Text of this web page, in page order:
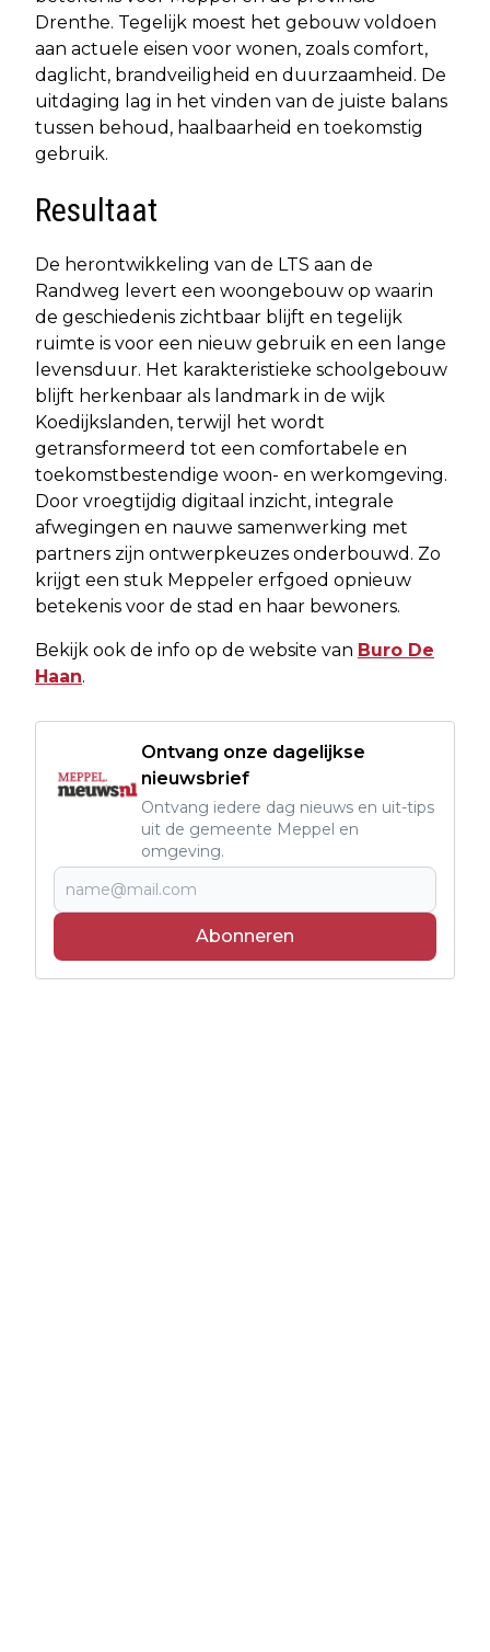
Drenthe. Tegelijk moest het gebouw voldoen
aan actuele eisen voor wonen, zoals comfort,
daglicht, brandveiligheid en duurzaamheid. De
uitdaging lag in het vinden van de juiste balans
tussen behoud, haalbaarheid en toekomstig
gebruik.
Resultaat
De herontwikkeling van de LTS aan de
Randweg levert een woongebouw op waarin
de geschiedenis zichtbaar blijft en tegelijk
ruimte is voor een nieuw gebruik en een lange
levensduur. Het karakteristieke schoolgebouw
blijft herkenbaar als landmark in de wijk
Koedijkslanden, terwijl het wordt
getransformeerd tot een comfortabele en
toekomstbestendige woon- en werkomgeving.
Door vroegtijdig digitaal inzicht, integrale
afwegingen en nauwe samenwerking met
partners zijn ontwerpkeuzes onderbouwd. Zo
krijgt een stuk Meppeler erfgoed opnieuw
betekenis voor de stad en haar bewoners.
Bekijk ook de info op de website van Buro De
Haan.
Ontvang onze dagelijkse
nieuwsbrief
Ontvang iedere dag nieuws en uit-tips
uit de gemeente Meppel en
omgeving.
Abonneren